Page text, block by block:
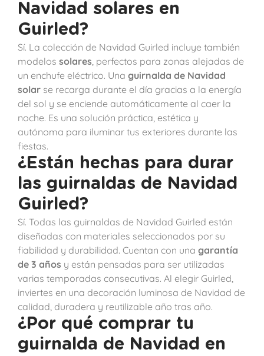
Navidad solares en
Guirled?
Sí. La colección de Navidad Guirled incluye también
modelos solares, perfectos para zonas alejadas de
un enchufe eléctrico. Una guirnalda de Navidad
solar se recarga durante el día gracias a la energía
del sol y se enciende automáticamente al caer la
noche. Es una solución práctica, estética y
autónoma para iluminar tus exteriores durante las
fiestas.
¿Están hechas para durar
las guirnaldas de Navidad
Guirled?
Sí. Todas las guirnaldas de Navidad Guirled están
diseñadas con materiales seleccionados por su
fiabilidad y durabilidad. Cuentan con una garantía
de 3 años y están pensadas para ser utilizadas
varias temporadas consecutivas. Al elegir Guirled,
inviertes en una decoración luminosa de Navidad de
calidad, duradera y reutilizable año tras año.
¿Por qué comprar tu
guirnalda de Navidad en